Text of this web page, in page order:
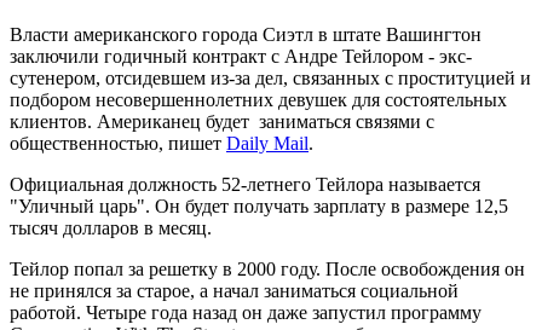
Власти американского города Сиэтл в штате Вашингтон
заключили годичный контракт с Андре Тейлором - экс-
сутенером, отсидевшем из-за дел, связанных с проституцией и
подбором несовершеннолетних девушек для состоятельных
клиентов. Американец будет заниматься связями с
общественностью, пишет Daily Mail.
Официальная должность 52-летнего Тейлора называется
"Уличный царь". Он будет получать зарплату в размере 12,5
тысяч долларов в месяц.
Тейлор попал за решетку в 2000 году. После освобождения он
не принялся за старое, а начал заниматься социальной
работой. Четыре года назад он даже запустил программу